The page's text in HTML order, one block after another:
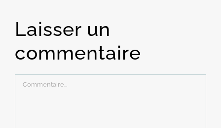
Laisser un
commentaire
Commentaire